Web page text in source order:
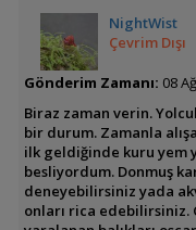
NightWist
Çevrim Dışı
Gönderim Zamanı: 08
Biraz zaman verin.
bir durum. Zamanla
ilk geldiğinde kuru yem
besliyordum. Donmuş
deneyebilirsiniz yada
onları rica edebilirsiniz.